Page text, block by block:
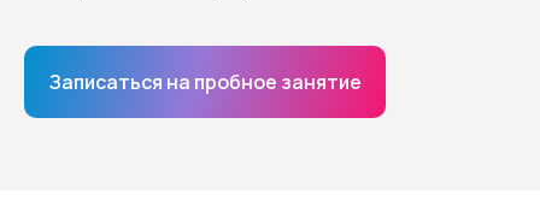
Записаться на пробное занятие